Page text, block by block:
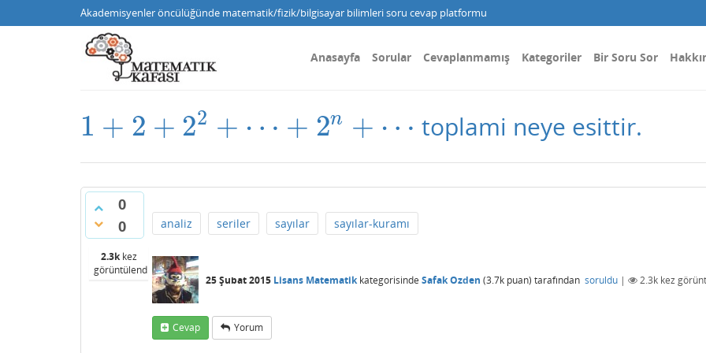
Akademisyenler öncülüğünde matematik/fizik/bilgisayar bilimleri soru cevap platformu
Anasayfa Sorular Cevaplanmamış Kategoriler Bir Soru Sor
1 + 2 + 22 + ⋯ + 2n + ⋯
1 +2+2 2+ ⋯+ 2n + ⋯ toplami neye esittir.
0
0
2.3kkez
görüntülendi
analiz seriler sayılar sayılar-kuramı
25 Şubat 2015 Lisans Matematikkategorisinde Safak Ozden (3.7k puan) tarafından soruldu | 2.3k kez
Cevap Yorum